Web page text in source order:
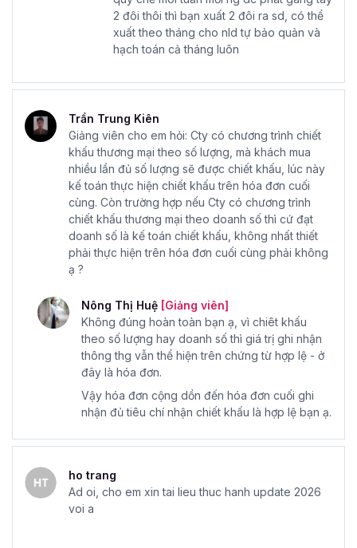
2 đôi thôi thì bạn xuất 2 đôi ra sd, có thể
xuất theo tháng cho nld tự bảo quản và
hạch toán cả tháng luôn
Trần Trung Kiên
Giảng viên cho em hỏi: Cty có chương trình chiết
khấu thương mại theo số lượng, mà khách mua
nhiều lần đủ số lượng sẽ được chiết khấu, lúc này
kế toán thực hiện chiết khấu trên hóa đơn cuối
cùng. Còn trường hợp nếu Cty có chương trình
chiết khấu thương mại theo doanh số thì cứ đạt
doanh số là kế toán chiết khấu, không nhất thiết
phải thực hiện trên hóa đơn cuối cùng phải không
ạ ?
Nông Thị Huệ [Giảng viên]
Không đúng hoàn toàn bạn ạ, vì chiêt khấu
theo số lượng hay doanh số thì giá trị ghi nhận
thông thg vẫn thể hiện trên chứng từ hợp lệ - ở
đây là hóa đơn.
Vậy hóa đơn cộng dồn đến hóa đơn cuối ghi
nhận đủ tiêu chí nhận chiết khấu là hợp lệ bạn ạ.
ho trang
Ad oi, cho em xin tai lieu thuc hanh update 2026
voi a